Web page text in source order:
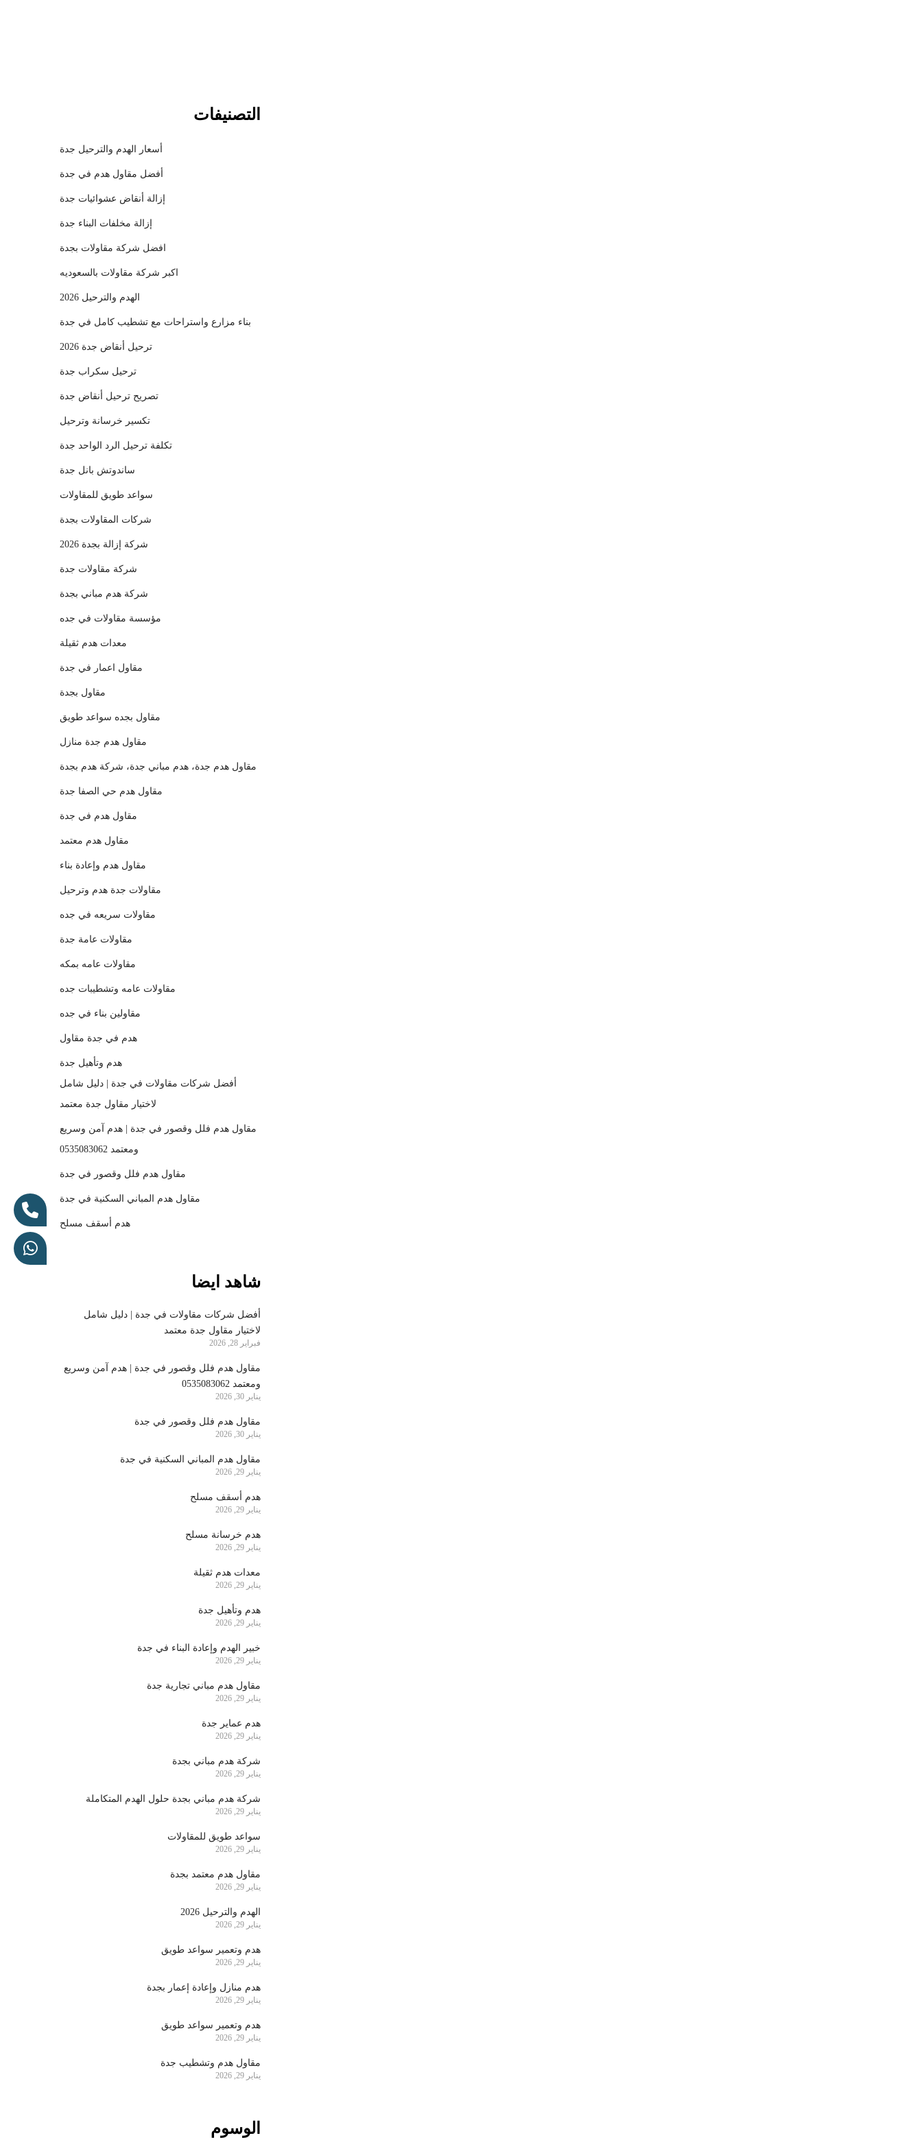
التصنيفات
أسعار الهدم والترحيل جدة
أفضل مقاول هدم في جدة
إزالة أنقاض عشوائيات جدة
إزالة مخلفات البناء جدة
افضل شركة مقاولات بجدة
اكبر شركة مقاولات بالسعوديه
الهدم والترحيل 2026
بناء مزارع واستراحات مع تشطيب كامل في جدة
ترحيل أنقاض جدة 2026
ترحيل سكراب جدة
تصريح ترحيل أنقاض جدة
تكسير خرسانة وترحيل
تكلفة ترحيل الرد الواحد جدة
ساندوتش بانل جدة
سواعد طويق للمقاولات
شركات المقاولات بجدة
شركة إزالة بجدة 2026
شركة مقاولات جدة
شركة هدم مباني بجدة
مؤسسة مقاولات في جده
معدات هدم ثقيلة
مقاول اعمار في جدة
مقاول بجدة
مقاول بجده سواعد طويق
مقاول هدم جدة منازل
مقاول هدم جدة، هدم مباني جدة، شركة هدم بجدة
مقاول هدم حي الصفا جدة
مقاول هدم في جدة
مقاول هدم معتمد
مقاول هدم وإعادة بناء
مقاولات جدة هدم وترحيل
مقاولات سريعه في جده
مقاولات عامة جدة
مقاولات عامه بمكه
مقاولات عامه وتشطيبات جده
مقاولين بناء في جده
هدم في جدة مقاول
هدم وتأهيل جدة
أفضل شركات مقاولات في جدة | دليل شامل
لاختيار مقاول جدة معتمد
مقاول هدم فلل وقصور في جدة | هدم آمن وسريع
ومعتمد 0535083062
مقاول هدم فلل وقصور في جدة
مقاول هدم المباني السكنية في جدة
هدم أسقف مسلح
شاهد ايضا
أفضل شركات مقاولات في جدة | دليل شامل
لاختيار مقاول جدة معتمد
فبراير 28, 2026
مقاول هدم فلل وقصور في جدة | هدم آمن وسريع
ومعتمد 0535083062
يناير 30, 2026
مقاول هدم فلل وقصور في جدة
يناير 30, 2026
مقاول هدم المباني السكنية في جدة
يناير 29, 2026
هدم أسقف مسلح
يناير 29, 2026
هدم خرسانة مسلح
يناير 29, 2026
معدات هدم ثقيلة
يناير 29, 2026
هدم وتأهيل جدة
يناير 29, 2026
خبير الهدم وإعادة البناء في جدة
يناير 29, 2026
مقاول هدم مباني تجارية جدة
يناير 29, 2026
هدم عماير جدة
يناير 29, 2026
شركة هدم مباني بجدة
يناير 29, 2026
شركة هدم مباني بجدة حلول الهدم المتكاملة
يناير 29, 2026
سواعد طويق للمقاولات
يناير 29, 2026
مقاول هدم معتمد بجدة
يناير 29, 2026
الهدم والترحيل 2026
يناير 29, 2026
هدم وتعمير سواعد طويق
يناير 29, 2026
هدم منازل وإعادة إعمار بجدة
يناير 29, 2026
هدم وتعمير سواعد طويق
يناير 29, 2026
مقاول هدم وتشطيب جدة
يناير 29, 2026
الوسوم